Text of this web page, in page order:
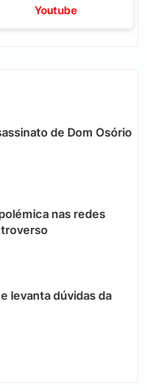
Youtube
de Dom Osório
nas redes
levanta dúvidas da